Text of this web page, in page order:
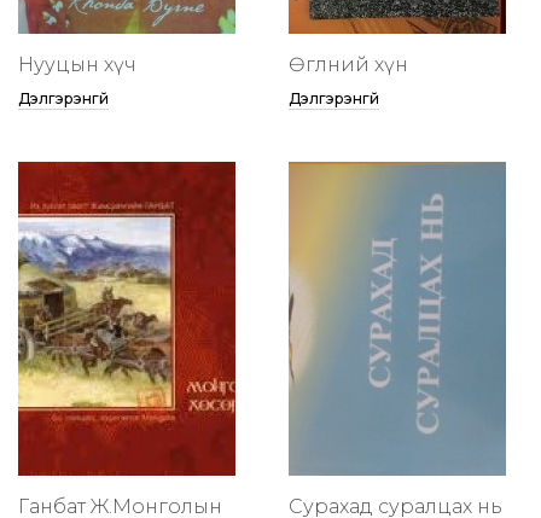
Нууцын хүч
Дэлгэрэнгүй
Өглөөний хүн
Дэлгэрэнгүй
Ганбат Ж.Монголын
Сурахад суралцах нь